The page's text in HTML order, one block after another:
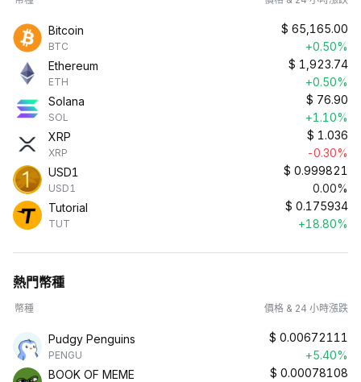
Bitcoin
BTC
$ 65,165.00
+0.50%
Ethereum
ETH
$ 1,923.74
+0.50%
Solana
SOL
$ 76.90
+1.10%
XRP
XRP
$ 1.036
-0.30%
USD1
USD1
$ 0.999821
0.00%
Tutorial
TUT
$ 0.175934
+18.80%
熱門幣種
幣種 價格 & 24 小時漲跌
Pudgy Penguins
PENGU
$ 0.00672111
+5.40%
BOOK OF MEME
$ 0.00078108